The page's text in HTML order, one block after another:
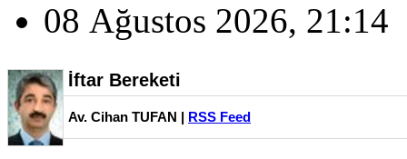
08 Ağustos 2026, 21:14
İftar Bereketi
Av. Cihan TUFAN | RSS Feed